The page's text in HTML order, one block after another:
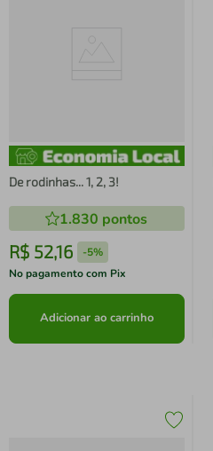
De rodinhas... 1, 2, 3!
1.830 pontos
R$ 52,16 -5%
No pagamento com Pix
Adicionar ao carrinho